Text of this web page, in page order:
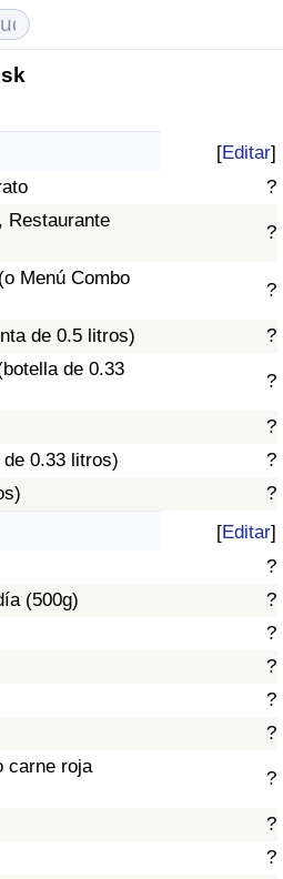
[Editar]
?
Restaurante
?
Menú Combo
?
de 0.5 litros)
?
de 0.33
?
?
0.33 litros)
?
?
[Editar]
?
(500g)
?
?
?
?
?
carne roja
?
?
?
país por País
(Actual)
por país
Criminalidad
país
(Actual)